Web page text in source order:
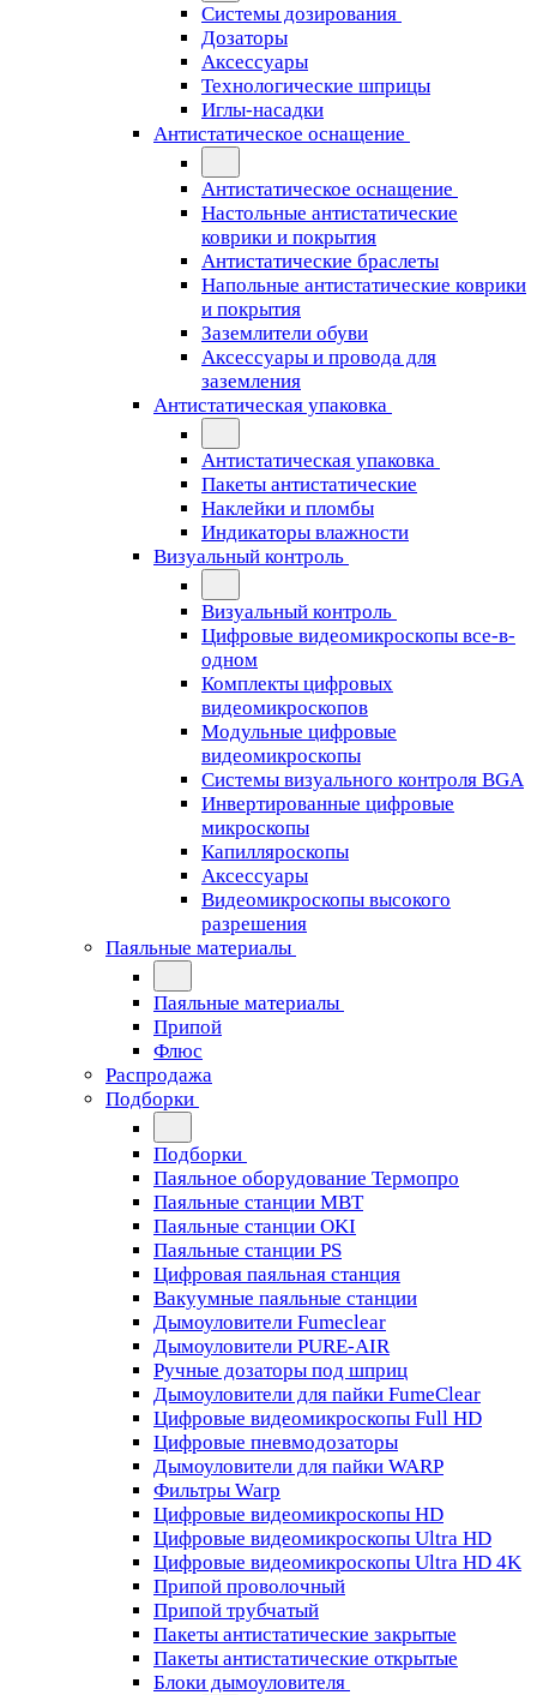
Системы дозирования
Дозаторы
Аксессуары
Технологические шприцы
Иглы-насадки
Антистатическое оснащение
Антистатическое оснащение
Настольные антистатические
коврики и покрытия
Антистатические браслеты
Напольные антистатические коврики
и покрытия
Заземлители обуви
Аксессуары и провода для
заземления
Антистатическая упаковка
Антистатическая упаковка
Пакеты антистатические
Наклейки и пломбы
Индикаторы влажности
Визуальный контроль
Визуальный контроль
Цифровые видеомикроскопы все-в-
одном
Комплекты цифровых
видеомикроскопов
Модульные цифровые
видеомикроскопы
Cистемы визуального контроля BGA
Инвертированные цифровые
микроскопы
Капилляроскопы
Аксессуары
Видеомикроскопы высокого
разрешения
Паяльные материалы
Паяльные материалы
Припой
Флюс
Распродажа
Подборки
Подборки
Паяльное оборудование Термопро
Паяльные станции MBT
Паяльные станции OKI
Паяльные станции PS
Цифровая паяльная станция
Вакуумные паяльные станции
Дымоуловители Fumeclear
Дымоуловители PURE-AIR
Ручные дозаторы под шприц
Дымоуловители для пайки FumeClear
Цифровые видеомикроскопы Full HD
Цифровые пневмодозаторы
Дымоуловители для пайки WARP
Фильтры Warp
Цифровые видеомикроскопы HD
Цифровые видеомикроскопы Ultra HD
Цифровые видеомикроскопы Ultra HD 4K
Припой проволочный
Припой трубчатый
Пакеты антистатические закрытые
Пакеты антистатические открытые
Блоки дымоуловителя